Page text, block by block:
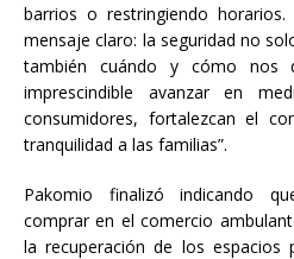
barrios o restringiendo
mensaje claro: la seguridad no
también cuándo y cómo nos
imprescindible avanzar en
consumidores, fortalezcan el
tranquilidad a las familias”.
Pakomio finalizó indicando
comprar en el comercio
la recuperación de los espacios